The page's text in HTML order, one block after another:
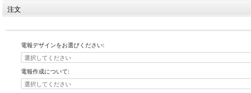
注文
電報デザインをお選びください:
電報作成について: